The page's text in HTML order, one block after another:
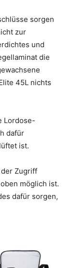
sorgen
zur
und
die
45L nichts
Lordose-
dafür
ist.
der Zugriff
möglich ist.
dafür sorgen,